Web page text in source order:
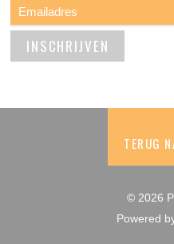
TERUG
© 2026
Powered